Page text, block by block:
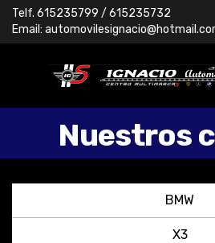
Telf. 615235799 / 615235732
Email:
Nuestros
BMW
X3